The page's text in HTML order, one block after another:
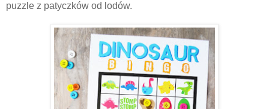
puzzle z patyczków od lodów.